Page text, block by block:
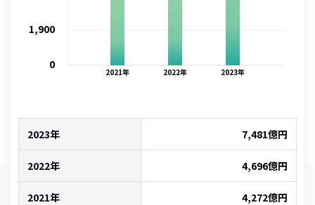
2021年 2022年 2023年
0
1,900
2023年 7,481億円
2022年 4,696億円
2021年 4,272億円